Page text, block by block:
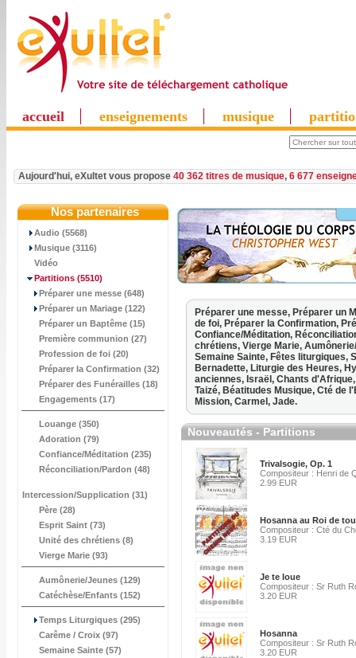
accueil enseignements musique
Aujourd'hui, eXultet vous propose 40 362 titres de musique, 6 677
Nos partenaires
Audio (5568)
Musique (3116)
Vidéo
Partitions (5510)
Préparer une messe (648)
Préparer un Mariage (122)
Préparer un Baptême (15)
Première communion (27)
Profession de foi (20)
Préparer la Confirmation (32)
Préparer des Funérailles (18)
Engagements (17)
Louange (350)
Adoration (79)
Confiance/Méditation (235)
Réconciliation/Pardon (48)
Intercession/Supplication (31)
Père (28)
Esprit Saint (73)
Unité des chrétiens (8)
Vierge Marie (93)
Aumônerie/Jeunes (129)
Catéchèse/Enfants (152)
Temps Liturgiques (295)
Carême / Croix (97)
Semaine Sainte (57)
Préparer une messe, Préparer un
de foi, Préparer la Confirmation,
Confiance/Méditation,
chrétiens, Vierge Marie,
Semaine Sainte, Fêtes liturgiques,
Bernadette, Liturgie des Heures,
anciennes, Israël, Chants
Taizé, Béatitudes Musique, Cté de
Mission, Carmel, Jade.
Nouveautés - Partitions
Trivalsogie, Op. 1
Compositeur : Henri de
2.99 EUR
Hosanna au Roi de
Compositeur : Cté du
3.19 EUR
Je te loue
Compositeur : Sr Ruth
3.20 EUR
Hosanna
Compositeur : Sr Ruth
3.20 EUR